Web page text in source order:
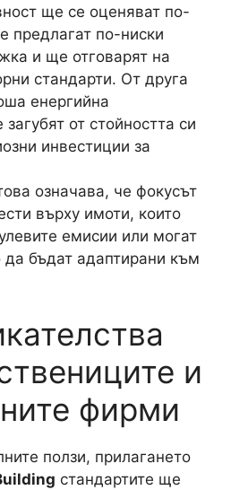
ще се оценяват по-
предлагат по-ниски
и ще отговарят на
стандарти. От друга
енергийна
от стойността си
инвестиции за
означава, че фокусът
върху имоти, които
емисии или могат
да бъдат адаптирани към
и
фирми
ползи, прилагането
стандартите ще